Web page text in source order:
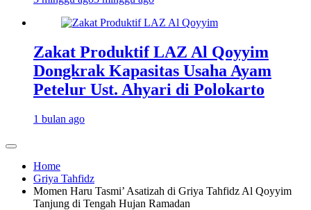
Zakat Produktif LAZ Al Qoyyim
Dongkrak Kapasitas Usaha Ayam
Petelur Ust. Ahyari di Polokarto
1 bulan ago
Home
Griya Tahfidz
Momen Haru Tasmi’ Asatizah di Griya Tahfidz Al Qoyyim
Tanjung di Tengah Hujan Ramadan